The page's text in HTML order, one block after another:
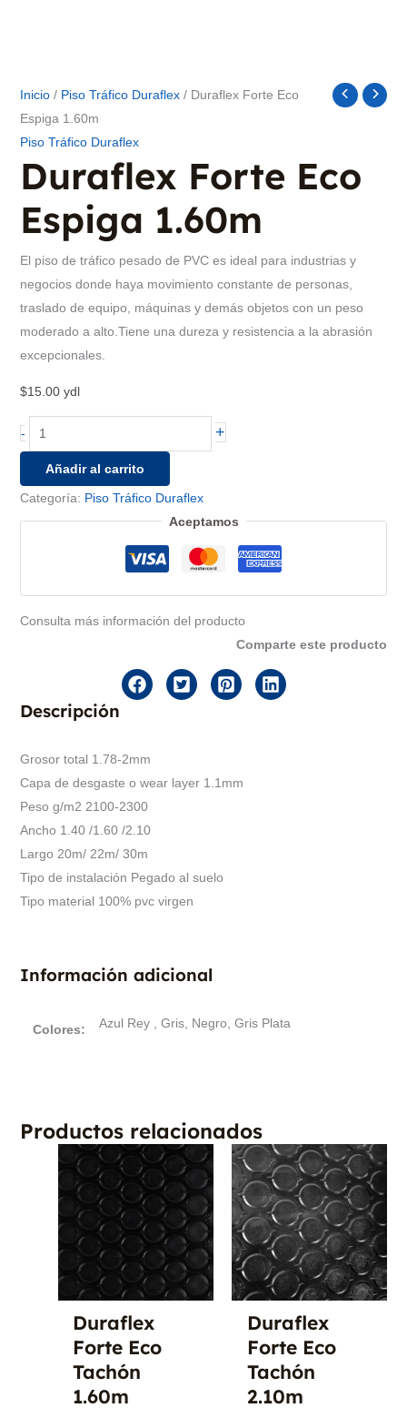
Inicio/ Piso Tráfico Duraflex/ Duraflex Forte Eco
Espiga 1.60m
Piso Tráfico Duraflex
Duraflex Forte Eco
Espiga 1.60m
El piso de tráfico pesado de PVC es ideal para industrias y
negocios donde haya movimiento constante de personas,
traslado de equipo, máquinas y demás objetos con un peso
moderado a alto.Tiene una dureza y resistencia a la abrasión
excepcionales.
$15.00 ydl
-
Duraflex
Forte
Eco
Espiga
1.60m
+
Añadir al carrito
Categoría: Piso Tráfico Duraflex
Aceptamos
Consulta más información del producto
Comparte este producto
Descripción
Grosor total 1.78-2mm
Capa de desgaste o wear layer 1.1mm
Peso g/m2 2100-2300
Ancho 1.40 /1.60 /2.10
Largo 20m/ 22m/ 30m
Tipo de instalación Pegado al suelo
Tipo material 100% pvc virgen
Información adicional
Colores: Azul Rey , Gris, Negro, Gris Plata
Productos relacionados
Duraflex
Forte Eco
Tachón
1.60m
Duraflex
Forte Eco
Tachón
2.10m